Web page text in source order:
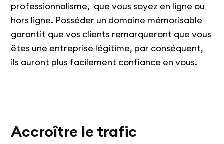
professionnalisme, que vous soyez en ligne ou
hors ligne. Posséder un domaine mémorisable
garantit que vos clients remarqueront que vous
êtes une entreprise légitime, par conséquent,
ils auront plus facilement confiance en vous.
Accroître le trafic